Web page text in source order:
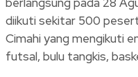
diikuti sekitar 500
Cimahi yang mengikuti
futsal, bulu tangkis,